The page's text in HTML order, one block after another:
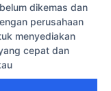
dikemas dan
perusahaan
menyediakan
cepat dan